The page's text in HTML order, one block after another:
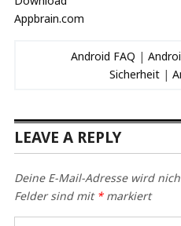
Android FAQ |
Sicherheit |
LEAVE A REPLY
Deine E-Mail-Adresse wird
Felder sind mit *markiert